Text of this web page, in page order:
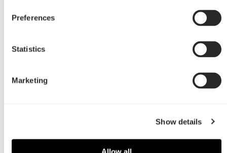
Preferences
Statistics
Marketing
Show details